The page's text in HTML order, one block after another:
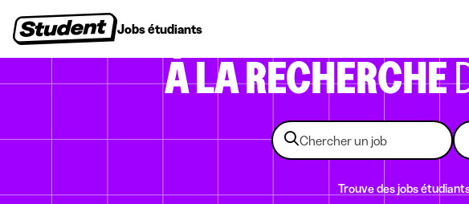
Jobs étudiants
À LA RECHERCHE
Trouve des jobs